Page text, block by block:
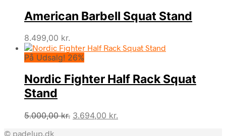
American Barbell Squat Stand
8.499,00 kr.
På Udsalg! 26%
Nordic Fighter Half Rack Squat
Stand
5.000,00kr. Den
3.694,00 kr.
© padelup.dk